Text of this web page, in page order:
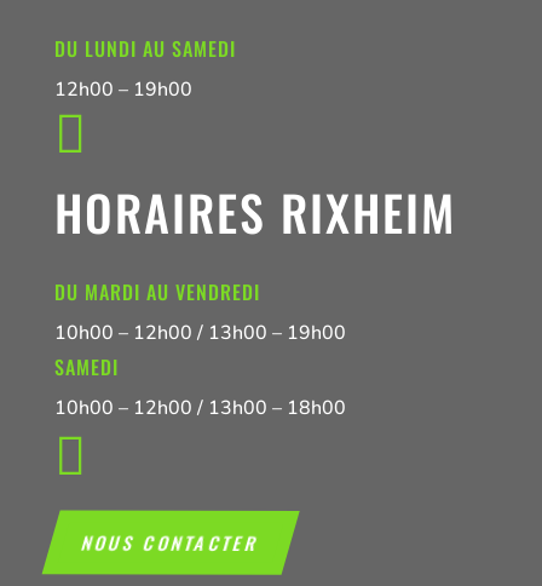
DU LUNDI AU SAMEDI
12h00 – 19h00

HORAIRES RIXHEIM
DU MARDI AU VENDREDI
10h00 – 12h00 / 13h00 – 19h00
SAMEDI
10h00 – 12h00 / 13h00 – 18h00

NOUS CONTACTER